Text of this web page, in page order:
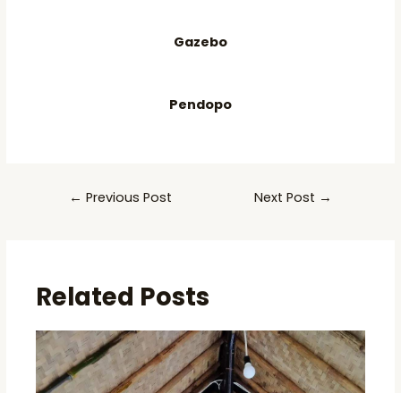
Gazebo
Pendopo
← Previous Post Next Post →
Related Posts